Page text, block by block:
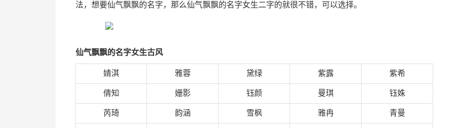
法，想要仙气飘飘的名字，那么仙气飘飘的名字女生二字的就很不错，可以选择。
仙气飘飘的名字女生古风
婧淇 雅蓉 黛绿 紫露 紫希
倩知 姗影 钰颜 曼琪 钰姝
芮琦 韵涵 雪枫 雅冉 青曼